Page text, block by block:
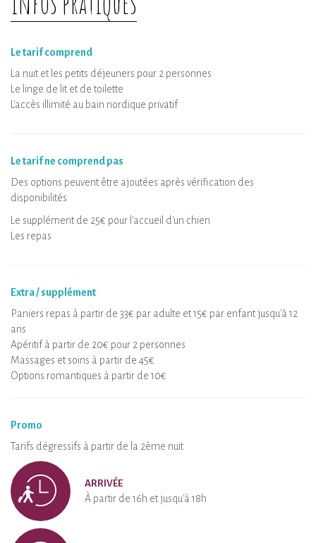
Le tarif comprend
La nuit et les petits déjeuners pour 2 personnes
Le linge de lit et de toilette
L'accès illimité au bain nordique privatif
Le tarif ne comprend pas
Des options peuvent être ajoutées après vérification des
disponibilités
Le supplément de 25€ pour l'accueil d'un chien
Les repas
Extra / supplément
Paniers repas à partir de 33€ par adulte et 15€ par enfant jusqu'à 12
ans
Apéritif à partir de 20€ pour 2 personnes
Massages et soins à partir de 45€
Options romantiques à partir de 10€
Promo
Tarifs dégressifs à partir de la 2ème nuit
ARRIVÉE
À partir de 16h et jusqu'à 18h